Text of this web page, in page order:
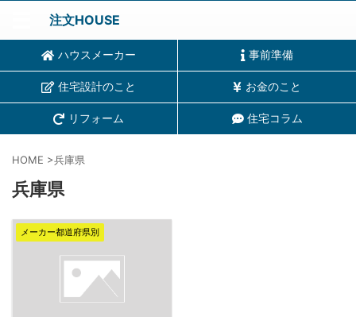
注文HOUSE
ハウスメーカー 事前準備
住宅設計のこと お金のこと
リフォーム 住宅コラム
HOME >兵庫県
兵庫県
メーカー都道府県別